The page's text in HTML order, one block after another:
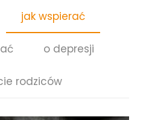
jak wspierać
o depresji
rodziców